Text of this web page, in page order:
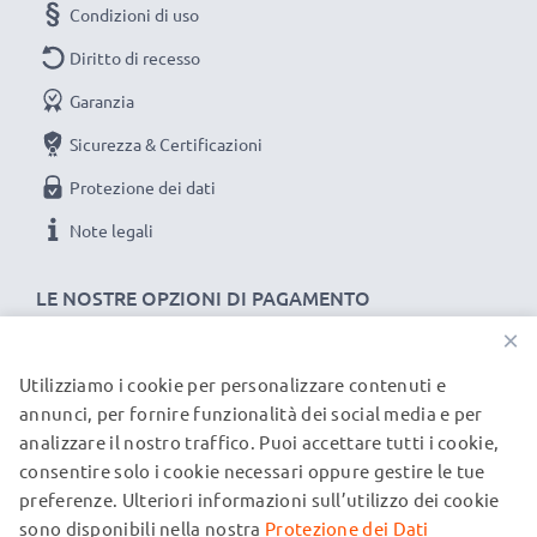
LE NOSTRE OPZIONI DI PAGAMENTO
Condizioni di uso
Diritto di recesso
Garanzia
Sicurezza & Certificazioni
Protezione dei dati
Note legali
I NOSTRI PARTNER DI SPEDIZIONE
© subtel.it 2026
Tutti i prezzi includono l'IVA e sono esclusi i costi di
spedizione. Si prega di notare che tutti i marchi menzionati
×
Utilizziamo i cookie per personalizzare contenuti e
annunci, per fornire funzionalità dei social media e per
analizzare il nostro traffico. Puoi accettare tutti i cookie,
consentire solo i cookie necessari oppure gestire le tue
preferenze. Ulteriori informazioni sull’utilizzo dei cookie
sono disponibili nella nostra Protezione dei Dati